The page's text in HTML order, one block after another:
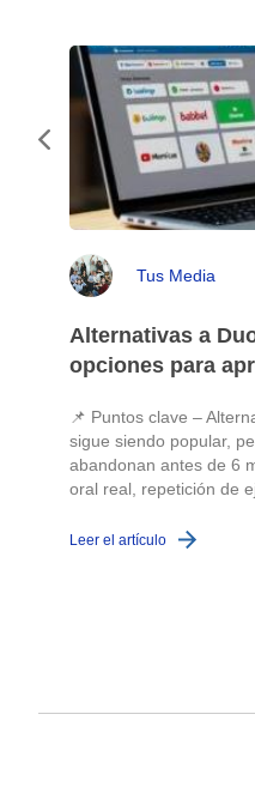
Tus Media
Alternativas a
opciones para
📌 Puntos clave –
sigue siendo popular,
abandonan antes de 6
oral real, repetición de
Leer el artículo